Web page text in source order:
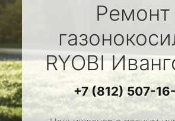
Ремонт
RYOBI
+7 (812) 507-